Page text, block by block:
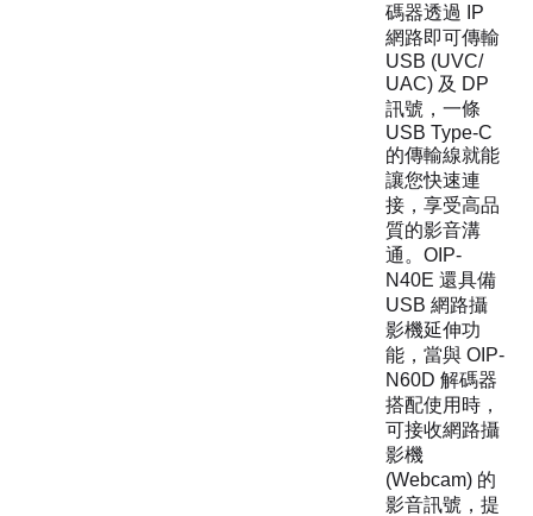
碼器透過 IP
網路即可傳輸
USB (UVC/
UAC) 及 DP
訊號，一條
USB Type-C
的傳輸線就能
讓您快速連
接，享受高品
質的影音溝
通。OIP-
N40E 還具備
USB 網路攝
影機延伸功
能，當與 OIP-
N60D 解碼器
搭配使用時，
可接收網路攝
影機
(Webcam) 的
影音訊號，提